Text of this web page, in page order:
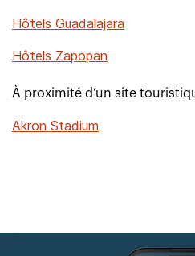
Hôtels Guadalajara
Hôtels Zapopan
À proximité d’un site
Akron Stadium